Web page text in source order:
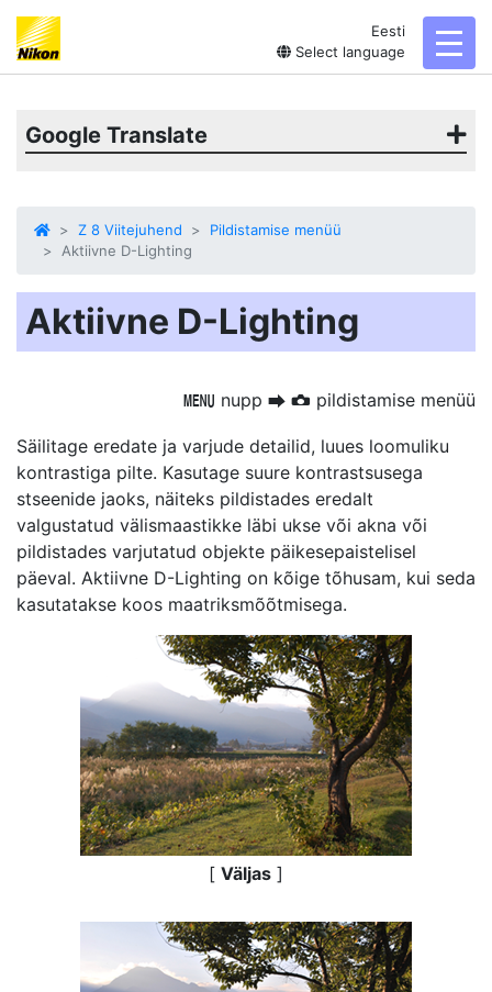
Eesti
Select language
Google Translate
Z 8 Viitejuhend
Pildistamise menüü
Aktiivne D-Lighting
Aktiivne D-Lighting
G nupp U C pildistamise menüü
Säilitage eredate ja varjude detailid, luues loomuliku
kontrastiga pilte. Kasutage suure kontrastsusega
stseenide jaoks, näiteks pildistades eredalt
valgustatud välismaastikke läbi ukse või akna või
pildistades varjutatud objekte päikesepaistelisel
päeval. Aktiivne D-Lighting on kõige tõhusam, kui seda
kasutatakse koos maatriksmõõtmisega.
[ Väljas ]